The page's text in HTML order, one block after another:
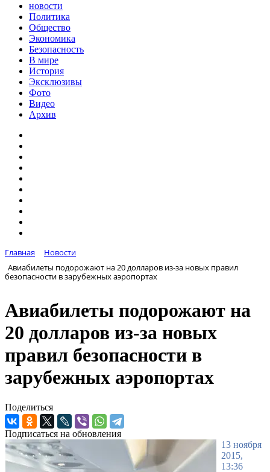
новости
Политика
Общество
Экономика
Безопасность
В мире
История
Эксклюзивы
Фото
Видео
Архив
Главная
Новости
Авиабилеты подорожают на 20 долларов из-за новых правил
безопасности в зарубежных аэропортах
Авиабилеты подорожают на
20 долларов из-за новых
правил безопасности в
зарубежных аэропортах
Поделиться
Подписаться на обновления
13 ноября
2015,
13:36